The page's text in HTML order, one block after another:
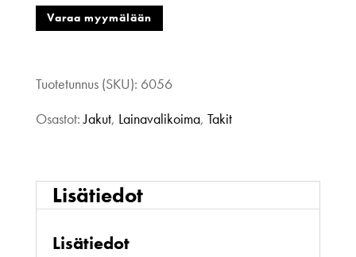
määrä
Varaa myymälään
Tuotetunnus (SKU): 6056
Osastot:Jakut, Lainavalikoima, Takit
Lisätiedot
Lisätiedot